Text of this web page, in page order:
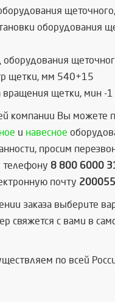
оборудования
оборудования
щетки, мм 540+15
вращения щетки, мин -
компании Вы можете
и навесное
просим
телефону 8 800 6000
почту
заказа выберите
свяжется с вами в
по всей